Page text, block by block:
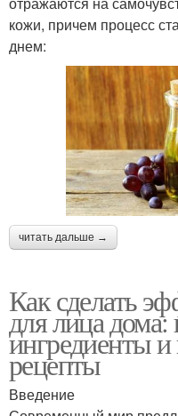
кожи, причем процесс
днем:
читать дальше →
Как сделать
для лица дома:
ингредиенты
рецепты
Введение